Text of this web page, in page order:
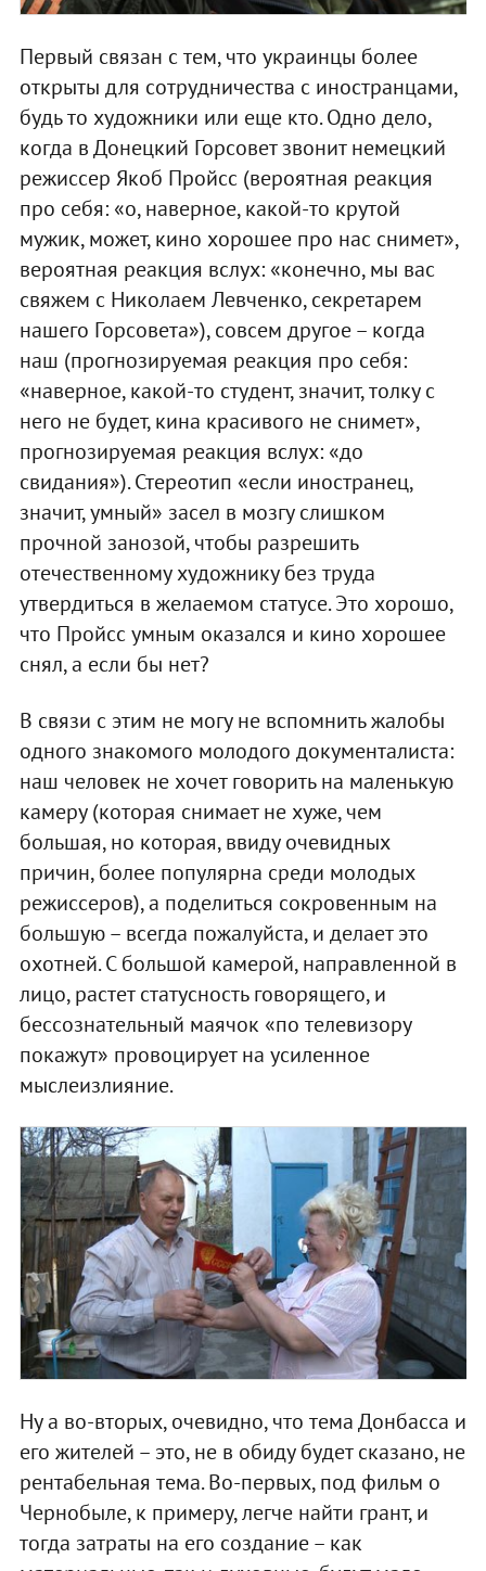
Первый связан с тем, что украинцы более
открыты для сотрудничества с иностранцами,
будь то художники или еще кто. Одно дело,
когда в Донецкий Горсовет звонит немецкий
режиссер Якоб Пройсс (вероятная реакция
про себя: «о, наверное, какой-то крутой
мужик, может, кино хорошее про нас снимет»,
вероятная реакция вслух: «конечно, мы вас
свяжем с Николаем Левченко, секретарем
нашего Горсовета»), совсем другое – когда
наш (прогнозируемая реакция про себя:
«наверное, какой-то студент, значит, толку с
него не будет, кина красивого не снимет»,
прогнозируемая реакция вслух: «до
свидания»). Стереотип «если иностранец,
значит, умный» засел в мозгу слишком
прочной занозой, чтобы разрешить
отечественному художнику без труда
утвердиться в желаемом статусе. Это хорошо,
что Пройсс умным оказался и кино хорошее
снял, а если бы нет?
В связи с этим не могу не вспомнить жалобы
одного знакомого молодого документалиста:
наш человек не хочет говорить на маленькую
камеру (которая снимает не хуже, чем
большая, но которая, ввиду очевидных
причин, более популярна среди молодых
режиссеров), а поделиться сокровенным на
большую – всегда пожалуйста, и делает это
охотней. С большой камерой, направленной в
лицо, растет статусность говорящего, и
бессознательный маячок «по телевизору
покажут» провоцирует на усиленное
мыслеизлияние.
Ну а во-вторых, очевидно, что тема Донбасса и
его жителей – это, не в обиду будет сказано, не
рентабельная тема. Во-первых, под фильм о
Чернобыле, к примеру, легче найти грант, и
тогда затраты на его создание – как